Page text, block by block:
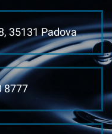
35131 Padova
8777